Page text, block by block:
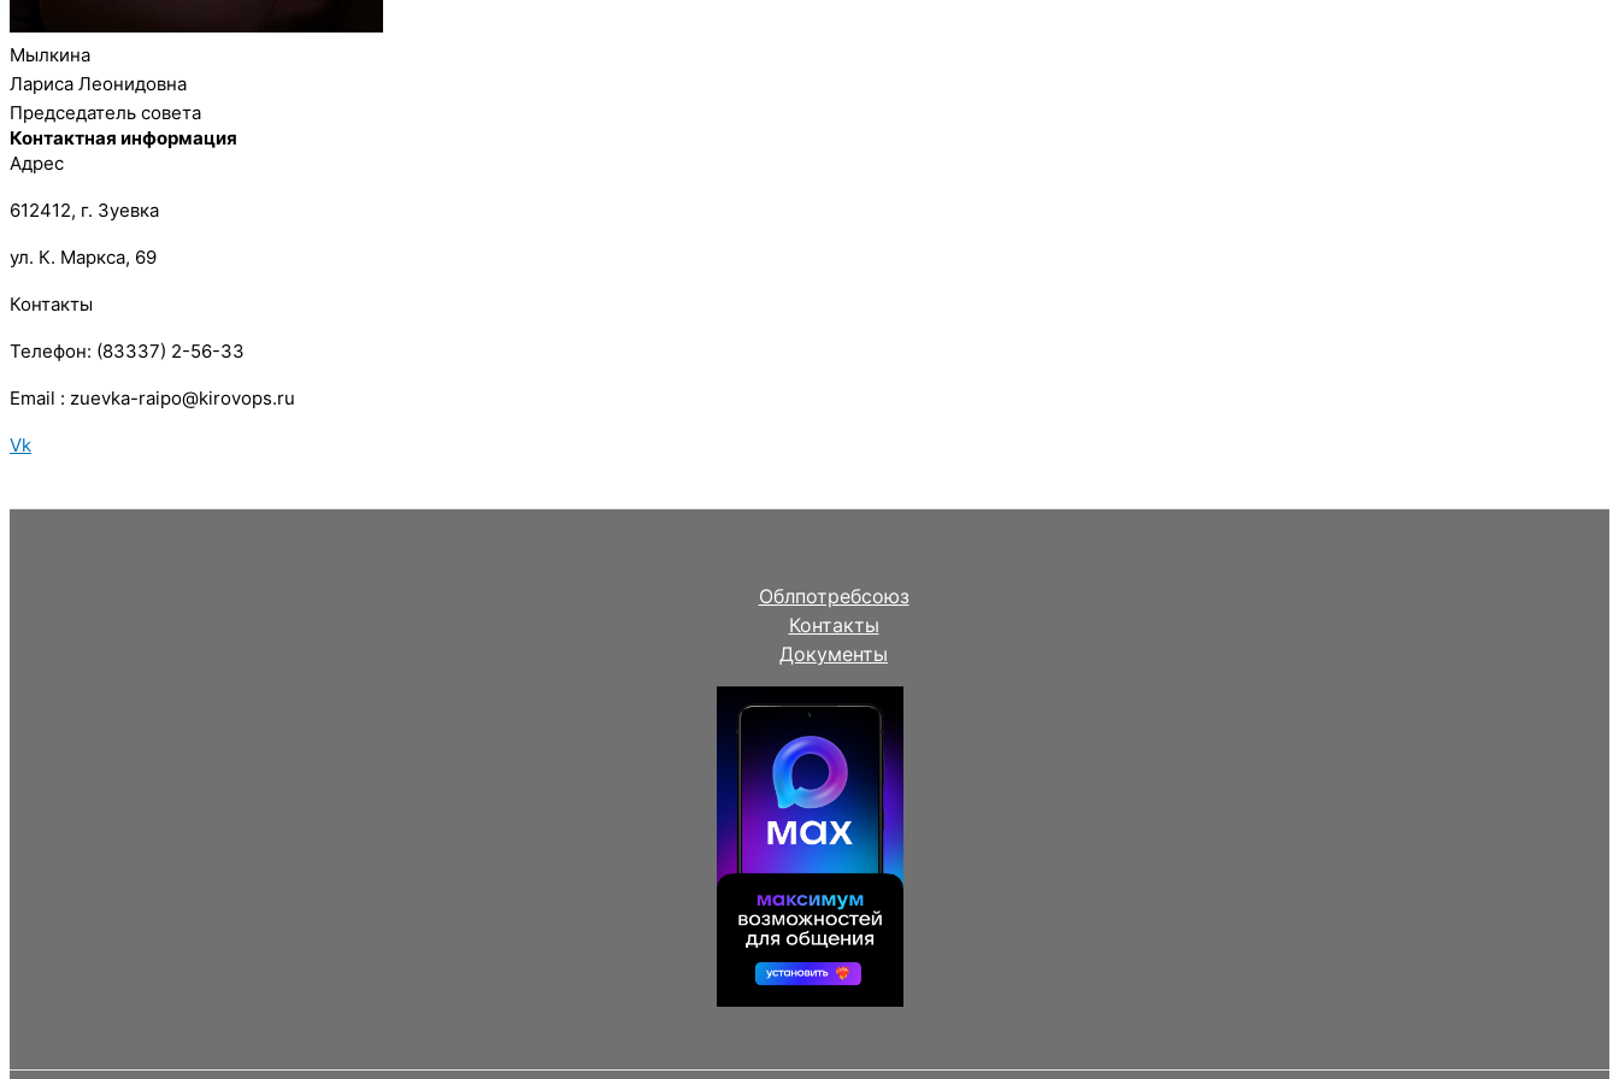
Мылкина
Лариса Леонидовна
Председатель совета
Контактная информация
Адрес
612412, г. Зуевка
ул. К. Маркса, 69
Контакты
Телефон: (83337) 2-56-33
Email : zuevka-raipo@kirovops.ru
Vk
Облпотребсоюз
Контакты
Документы